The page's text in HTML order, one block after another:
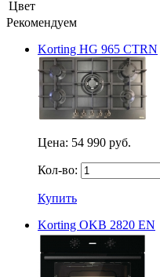
Цвет
Рекомендуем
Korting HG 965 CTRN
Цена: 54 990 руб.
Кол-во:
Купить
Korting OKB 2820 EN